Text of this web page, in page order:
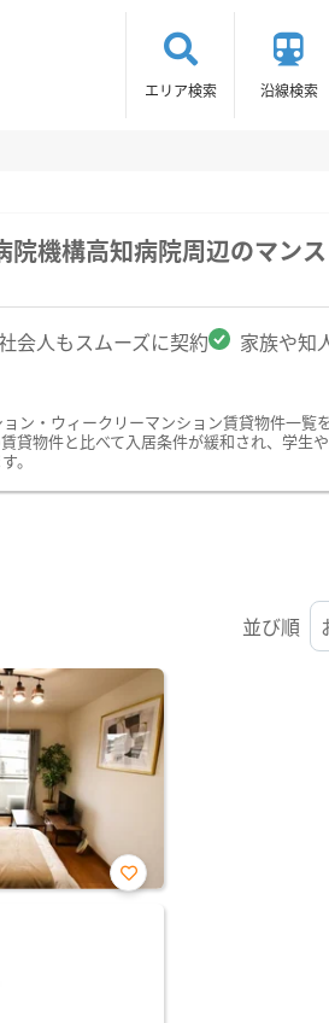
エリア検索 沿線検索
機構高知病院周辺のマン
会人もスムーズに契約 家族や知
ン・ウィークリーマンション賃貸物件一
物件と比べて入居条件が緩和され、学生
。
並び順
お気